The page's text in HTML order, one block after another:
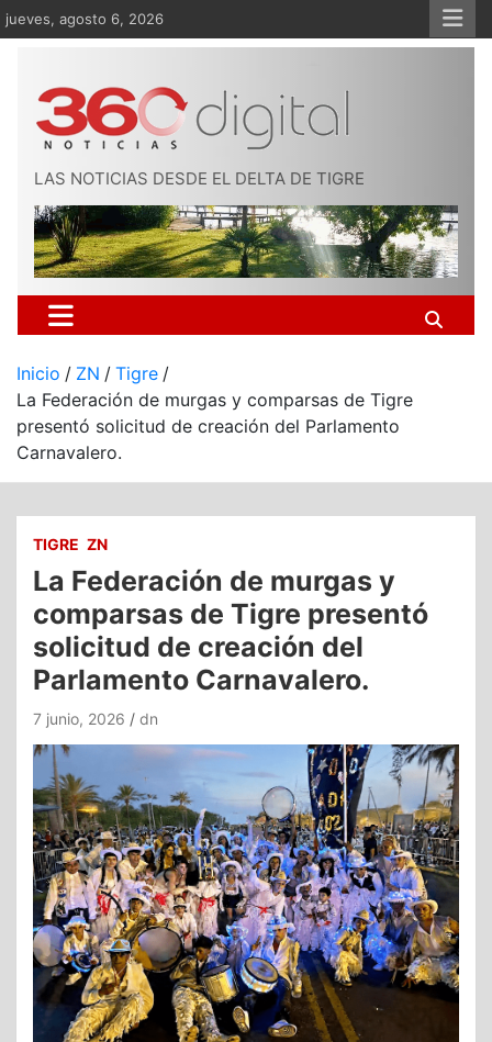
Saltar
al
jueves, agosto 6, 2026
LAS NOTICIAS DESDE EL DELTA DE TIGRE
Inicio ZN
Tigre
La Federación de murgas y comparsas de Tigre
presentó solicitud de creación del Parlamento
Carnavalero.
TIGRE ZN
La Federación de murgas y
comparsas de Tigre presentó
solicitud de creación del
Parlamento Carnavalero.
7 junio, 2026 dn